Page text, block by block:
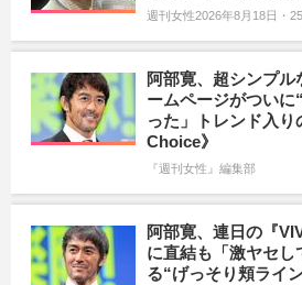
週刊女性2026年8月18日・
阿部寛、超シンプ
ームページがついに
った」トレンド入り
Choice》
『週刊女性』編集部
阿部寛、連日の『
に直結も「激ヤセ
る“げっそり頬ライ